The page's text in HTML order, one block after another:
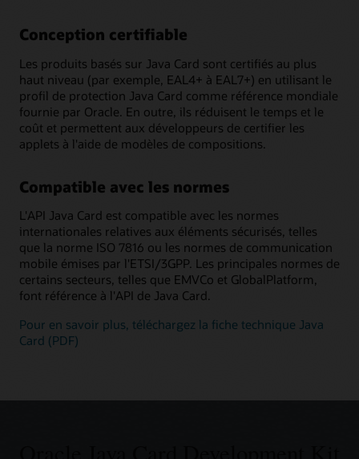
Conception certifiable
Les produits basés sur Java Card sont certifiés au plus
haut niveau (par exemple, EAL4+ à EAL7+) en utilisant le
profil de protection Java Card comme référence mondiale
fournie par Oracle. En outre, ils réduisent le temps et le
coût et permettent aux développeurs de certifier les
applets à l'aide de modèles de compositions.
Compatible avec les normes
L'API Java Card est compatible avec les normes
internationales relatives aux éléments sécurisés, telles
que la norme ISO 7816 ou les normes de communication
mobile émises par l'ETSI/3GPP. Les principales normes de
certains secteurs, telles que EMVCo et GlobalPlatform,
font référence à l'API de Java Card.
Pour en savoir plus, téléchargez la fiche technique Java
Card (PDF)